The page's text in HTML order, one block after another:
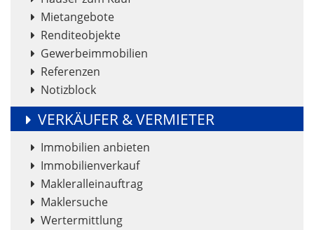
Mietangebote
Renditeobjekte
Gewerbeimmobilien
Referenzen
Notizblock
VERKÄUFER & VERMIETER
Immobilien anbieten
Immobilienverkauf
Makleralleinauftrag
Maklersuche
Wertermittlung